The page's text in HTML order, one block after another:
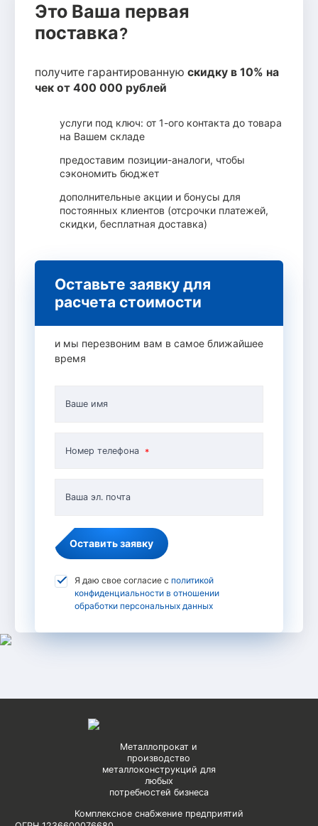
Это Ваша первая
поставка?
получите гарантированную скидку в 10% на
чек от 400 000 рублей
услуги под ключ: от 1-ого контакта до товара
на Вашем складе
предоставим позиции-аналоги, чтобы
сэкономить бюджет
дополнительные акции и бонусы для
постоянных клиентов (отсрочки платежей,
скидки, бесплатная доставка)
Оставьте заявку для
расчета стоимости
и мы перезвоним вам в самое ближайшее
время
Ваше имя
Номер телефона
Ваша эл. почта
Оставить заявку
Я даю свое согласие с политикой
конфиденциальности в отношении
обработки персональных данных
Металлопрокат и
производство
металлоконструкций для
любых
потребностей бизнеса
Комплексное снабжение предприятий